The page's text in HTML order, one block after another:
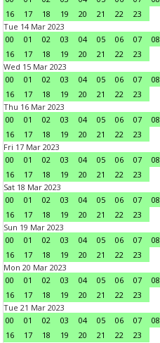
16
17 18 19 20 21 22
23
Tue 14 Mar 2023
00
01 02 03 04 05 06 07 08
16
17 18 19 20 21 22
23
Wed 15 Mar 2023
00
01 02 03 04 05 06 07 08
16
17 18 19 20 21 22
23
Thu 16 Mar 2023
00
01 02 03 04 05 06 07 08
16
17 18 19 20 21 22
23
Fri 17 Mar 2023
00
01 02 03 04 05 06 07 08
16
17 18 19 20 21 22
23
Sat 18 Mar 2023
00
01 02 03 04 05 06 07 08
16
17 18 19 20 21 22
23
Sun 19 Mar 2023
00
01 02 03 04 05 06 07 08
16
17 18 19 20 21 22
23
Mon 20 Mar 2023
00
01 02 03 04 05 06 07 08
16
17 18 19 20 21 22
23
Tue 21 Mar 2023
00
01 02 03 04 05 06 07 08
16
17 18 19 20 21 22
23